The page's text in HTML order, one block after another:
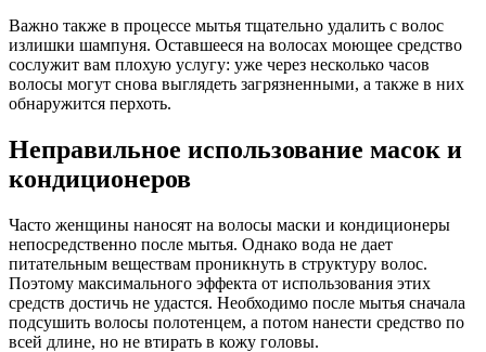
Важно также в процессе мытья тщательно удалить с волос
излишки шампуня. Оставшееся на волосах моющее средство
сослужит вам плохую услугу: уже через несколько часов
волосы могут снова выглядеть загрязненными, а также в них
обнаружится перхоть.
Неправильное использование масок и
кондиционеров
Часто женщины наносят на волосы маски и кондиционеры
непосредственно после мытья. Однако вода не дает
питательным веществам проникнуть в структуру волос.
Поэтому максимального эффекта от использования этих
средств достичь не удастся. Необходимо после мытья сначала
подсушить волосы полотенцем, а потом нанести средство по
всей длине, но не втирать в кожу головы.